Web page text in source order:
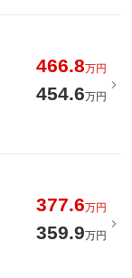
466.8万円
454.6万円
377.6万円
359.9万円